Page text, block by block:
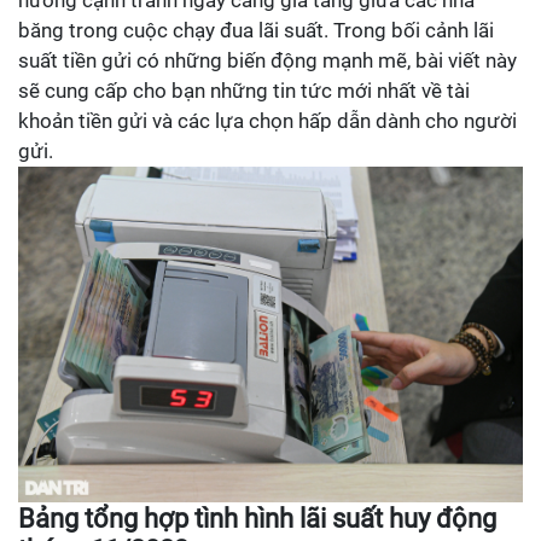
băng trong cuộc chạy đua lãi suất. Trong bối cảnh lãi
suất tiền gửi có những biến động mạnh mẽ, bài viết này
sẽ cung cấp cho bạn những tin tức mới nhất về tài
khoản tiền gửi và các lựa chọn hấp dẫn dành cho người
gửi.
Bảng tổng hợp tình hình lãi suất huy động